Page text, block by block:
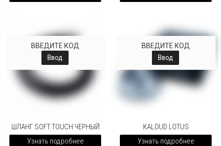
ВВЕДИТЕ КОД
Ввод
ШЛАНГ SOFT TOUCH ЧЕРНЫЙ
Узнать подробнее
ВВЕДИТЕ КОД
Ввод
KALOUD LOTUS
Узнать подробнее